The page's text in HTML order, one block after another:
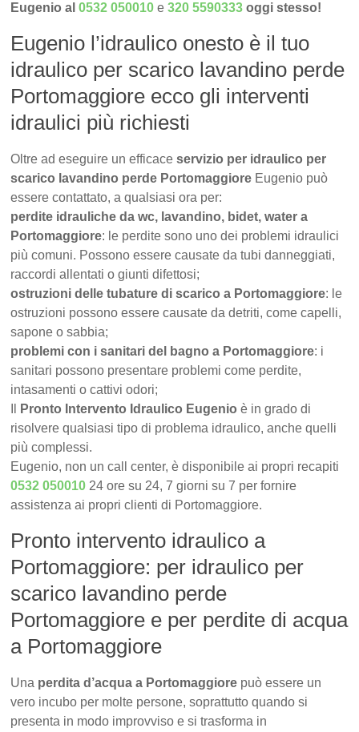
Eugenio al0532 050010 e320 5590333 oggi stesso!
Eugenio l’idraulico onesto è il tuo
idraulico per scarico lavandino perde
Portomaggiore ecco gli interventi
idraulici più richiesti
Oltre ad eseguire un efficaceservizio per idraulico per
scarico lavandino perde Portomaggiore Eugenio può
essere contattato, a qualsiasi ora per:
perdite idrauliche da wc, lavandino, bidet, water a
Portomaggiore: le perdite sono uno dei problemi idraulici
più comuni. Possono essere causate da tubi danneggiati,
raccordi allentati o giunti difettosi;
ostruzioni delle tubature di scarico a Portomaggiore: le
ostruzioni possono essere causate da detriti, come capelli,
sapone o sabbia;
problemi con i sanitari del bagno a Portomaggiore: i
sanitari possono presentare problemi come perdite,
intasamenti o cattivi odori;
Pronto Intervento Idraulico Eugenio è in grado di
risolvere qualsiasi tipo di problema idraulico, anche quelli
più complessi.
Eugenio, non un call center, è disponibile ai propri recapiti
0532 050010 24 ore su 24, 7 giorni su 7 per fornire
assistenza ai propri clienti di Portomaggiore.
Pronto intervento idraulico a
Portomaggiore: per idraulico per
scarico lavandino perde
Portomaggiore e per perdite di acqua
a Portomaggiore
Una perdita d’acqua a Portomaggiore può essere un
vero incubo per molte persone, soprattutto quando si
presenta in modo improvviso e si trasforma in